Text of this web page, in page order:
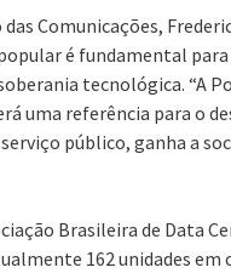
Comunicações,
é fundamental para
tecnológica. “A
uma referência para o
público, ganha a
Brasileira de Data
162 unidades em